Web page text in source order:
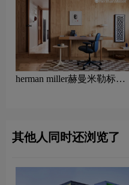
herman miller赫曼米勒标志
其他人同时还浏览了